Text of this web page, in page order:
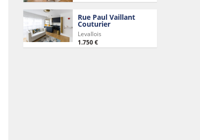
Rue Paul Vaillant
Couturier
Levallois
1.750 €